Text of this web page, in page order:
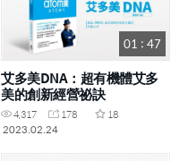
01 : 47
艾多美DNA：超有機體艾多
美的創新經營祕訣
4,317 178
18
2023.02.24